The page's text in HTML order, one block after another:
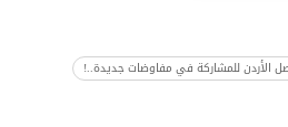
الأردن للمشاركة في مفاوضات جديدة..!